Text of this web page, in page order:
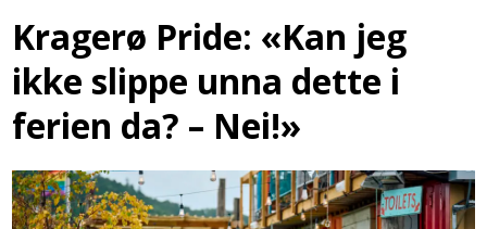
Kragerø Pride: «Kan jeg
ikke slippe unna dette i
ferien da? – Nei!»